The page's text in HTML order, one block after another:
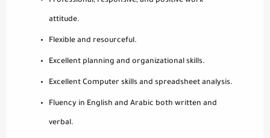
attitude.
Flexible and resourceful.
Excellent planning and organizational skills.
Excellent Computer skills and spreadsheet analysis.
Fluency in English and Arabic both written and
verbal.